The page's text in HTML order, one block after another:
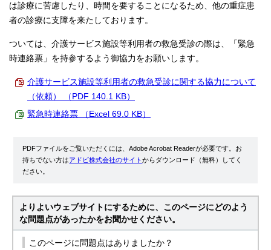
は診療に苦慮したり、時間を要することになるため、他の重症患
者の診療に支障を来たしております。
ついては、介護サービス施設等利用者の救急受診の際は、「緊急
時連絡票」を持参するよう御協力をお願いします。
介護サービス施設等利用者の救急受診に関する協力について
（依頼） （PDF 140.1 KB）
緊急時連絡票 （Excel 69.0 KB）
PDFファイルをご覧いただくには、Adobe Acrobat Readerが必要です。お
持ちでない方はアドビ株式会社のサイトからダウンロード（無料）してく
ださい。
よりよいウェブサイトにするために、このページにどのよう
な問題点があったかをお聞かせください。
このページに問題点はありましたか？